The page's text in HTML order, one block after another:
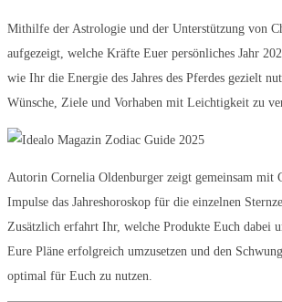
Mithilfe der Astrologie und der Unterstützung von
aufgezeigt, welche Kräfte Euer persönliches Jahr
wie Ihr die Energie des Jahres des Pferdes gezielt
Wünsche, Ziele und Vorhaben mit Leichtigkeit zu
Autorin Cornelia Oldenburger zeigt gemeinsam mit
Impulse das Jahreshoroskop für die einzelnen
Zusätzlich erfahrt Ihr, welche Produkte Euch dabei
Eure Pläne erfolgreich umzusetzen und den
optimal für Euch zu nutzen.